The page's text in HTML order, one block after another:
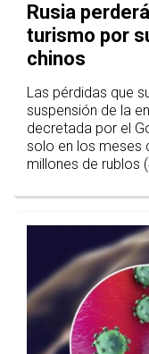
Rusia
turismo por
chinos
Las pérdidas que
suspensión de la
decretada por el
solo en los meses
millones de rublos